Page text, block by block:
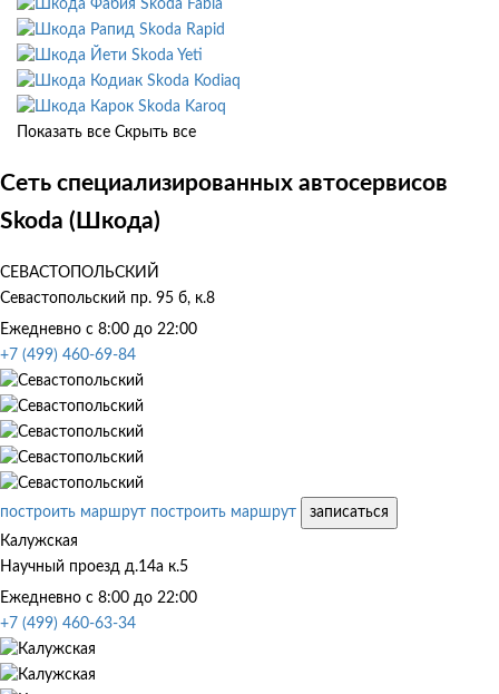
Skoda Fabia
Skoda Rapid
Skoda Yeti
Skoda Kodiaq
Skoda Karoq
Показать все Скрыть все
Сеть специализированных автосервисов
Skoda (Шкода)
СЕВАСТОПОЛЬСКИЙ
Севастопольский пр. 95 б, к.8
Ежедневно с 8:00 до 22:00
+7 (499) 460-69-84
построить маршрут построить маршрут
записаться
Калужская
Научный проезд д.14а к.5
Ежедневно с 8:00 до 22:00
+7 (499) 460-63-34